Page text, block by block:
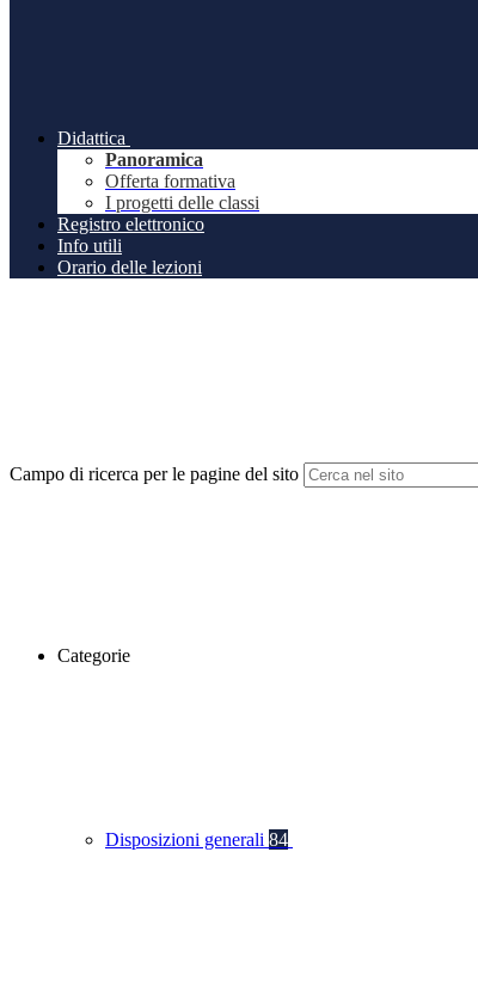
Didattica
Panoramica
Offerta formativa
I progetti delle classi
Registro elettronico
Info utili
Orario delle lezioni
Campo di ricerca per le pagine del sito
Categorie
Disposizioni generali 84